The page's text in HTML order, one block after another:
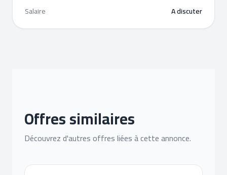
Salaire
A discuter
Offres similaires
Découvrez d'autres offres liées à cette annonce.